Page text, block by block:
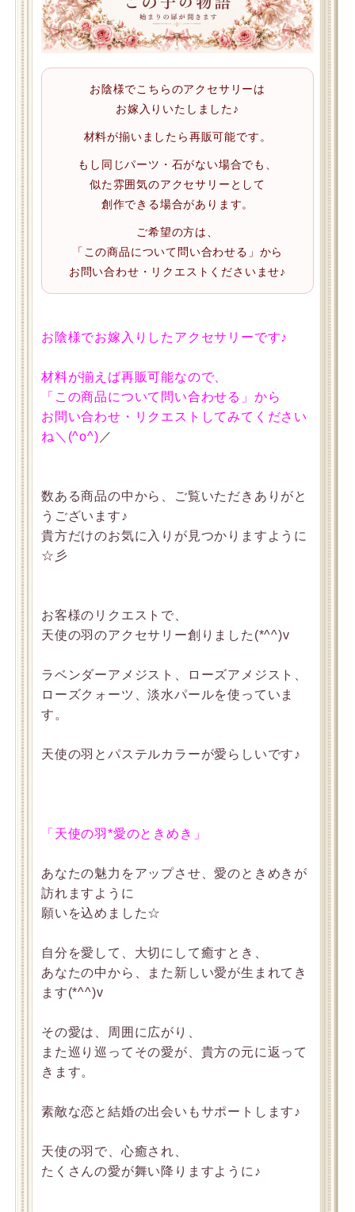
お陰様でこちらのアクセサリーは
お嫁入りいたしました♪
材料が揃いましたら再販可能です。
もし同じパーツ・石がない場合でも、
似た雰囲気のアクセサリーとして
創作できる場合があります。
ご希望の方は、
「この商品について問い合わせる」から
お問い合わせ・リクエストくださいませ♪
お陰様でお嫁入りしたアクセサリーです♪
材料が揃えば再販可能なので、
「この商品について問い合わせる」から
お問い合わせ・リクエストしてみてください
ね＼(^o^) ／
数ある商品の中から、ご覧いただきありがと
うございます♪
貴方だけのお気に入りが見つかりますように
☆彡
お客様のリクエストで、
天使の羽のアクセサリー創りました(*^^)v
ラベンダーアメジスト、ローズアメジスト、
ローズクォーツ、淡水パールを使っていま
す。
天使の羽とパステルカラーが愛らしいです♪
「天使の羽*愛のときめき」
あなたの魅力をアップさせ、愛のときめきが
訪れますように
願いを込めました☆
自分を愛して、大切にして癒すとき、
あなたの中から、また新しい愛が生まれてき
ます(*^^)v
その愛は、周囲に広がり、
また巡り巡ってその愛が、貴方の元に返って
きます。
素敵な恋と結婚の出会いもサポートします♪
天使の羽で、心癒され、
たくさんの愛が舞い降りますように♪